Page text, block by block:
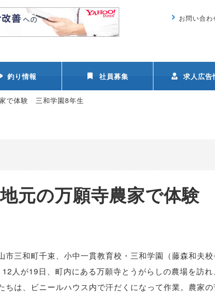
お問い合わ
釣り情報 社員募集 求人広告
で体験 三和学園8年生
元の万願寺農家で体験
市三和町千束、小中一貫教育校・三和学園（藤森和夫
人が19日、町内にある万願寺とうがらしの農場を訪
ちは、ビニールハウス内で汗だくになって作業。農家